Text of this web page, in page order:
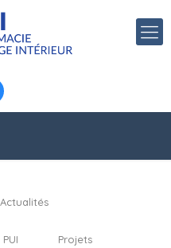
Actualités
Projets